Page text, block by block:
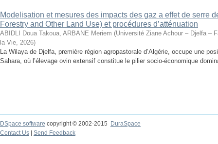
Modelisation et mesures des impacts des gaz a effet de serre
Forestry and Other Land Use) et procédures d’atténuation
ABIDLI Doua Takoua, ARBANE Meriem (Université Ziane Achour – Djelfa –
la Vie, 2026)
La Wilaya de Djelfa, première région agropastorale d’Algérie, occupe une
Sahara, où l’élevage ovin extensif constitue le pilier socio-économique
DSpace software copyright © 2002-2015
DuraSpace
Contact Us
Send Feedback